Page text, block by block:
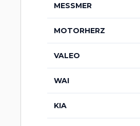
MESSMER
MOTORHERZ
VALEO
WAI
KIA